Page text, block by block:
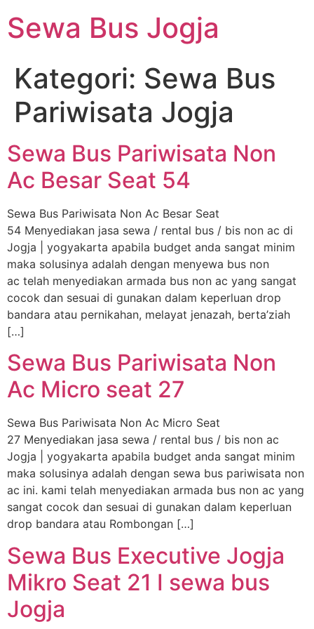
ke
konten
Sewa Bus Jogja
Kategori: Sewa Bus
Pariwisata Jogja
Sewa Bus Pariwisata Non
Ac Besar Seat 54
Sewa Bus Pariwisata Non Ac Besar Seat
54 Menyediakan jasa sewa / rental bus / bis non ac di
Jogja | yogyakarta apabila budget anda sangat minim
maka solusinya adalah dengan menyewa bus non
ac telah menyediakan armada bus non ac yang sangat
cocok dan sesuai di gunakan dalam keperluan drop
bandara atau pernikahan, melayat jenazah, berta’ziah
[…]
Sewa Bus Pariwisata Non
Ac Micro seat 27
Sewa Bus Pariwisata Non Ac Micro Seat
27 Menyediakan jasa sewa / rental bus / bis non ac
Jogja | yogyakarta apabila budget anda sangat minim
maka solusinya adalah dengan sewa bus pariwisata non
ac ini. kami telah menyediakan armada bus non ac yang
sangat cocok dan sesuai di gunakan dalam keperluan
drop bandara atau Rombongan […]
Sewa Bus Executive Jogja
Mikro Seat 21 I sewa bus
Jogja